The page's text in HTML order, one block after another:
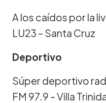
A los caídos por la
LU23 – Santa Cruz
Deportivo
Súper deportivo
FM 97.9 – Villa